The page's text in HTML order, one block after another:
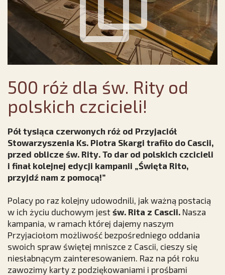
500 róż dla św. Rity od
polskich czcicieli!
Pół tysiąca czerwonych róż od Przyjaciół
Stowarzyszenia Ks. Piotra Skargi trafiło do Cascii,
przed oblicze św. Rity. To dar od polskich czcicieli
i finał kolejnej edycji kampanii „Święta Rito,
przyjdź nam z pomocą!”
Polacy po raz kolejny udowodnili, jak ważną postacią
w ich życiu duchowym jest św. Rita z Cascii. Nasza
kampania, w ramach której dajemy naszym
Przyjaciołom możliwość bezpośredniego oddania
swoich spraw świętej mniszce z Cascii, cieszy się
niesłabnącym zainteresowaniem. Raz na pół roku
zawozimy karty z podziękowaniami i prośbami